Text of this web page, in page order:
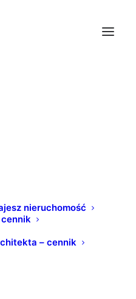
nieruchomość
– cennik
komunia
pierwsza-komunia